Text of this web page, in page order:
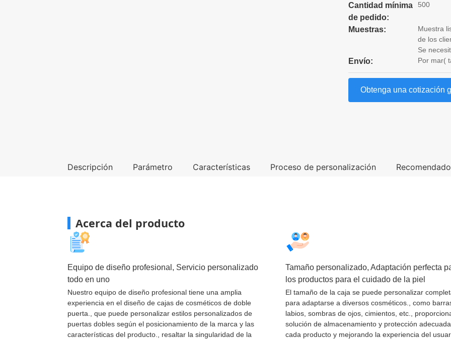
Cantidad mínima
de pedido:
500
Muestras:
Muestra
de los
Se
Envío: Por mar(
Obtenga una cotización
Descripción Parámetro Características Proceso de personalización Recomendado
Acerca del producto
Equipo de diseño profesional, Servicio personalizado
todo en uno
Nuestro equipo de diseño profesional tiene una amplia
experiencia en el diseño de cajas de cosméticos de doble
puerta., que puede personalizar estilos personalizados de
puertas dobles según el posicionamiento de la marca y las
características del producto., resaltar la singularidad de la
Tamaño personalizado, Adaptación perfecta
los productos para el cuidado de la piel
El tamaño de la caja se puede personalizar
para adaptarse a diversos cosméticos., como
labios, sombras de ojos, cimientos, etc.,
solución de almacenamiento y protección
cada producto y mejorando la experiencia del